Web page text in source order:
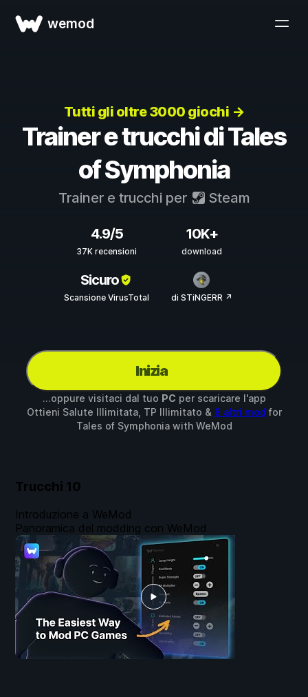
wemod
Tutti gli oltre 3000 giochi →
Trainer e trucchi di Tales
of Symphonia
Trainer e trucchi per Steam
4.9/5
37K recensioni
10K+
download
Sicuro
Scansione VirusTotal di STiNGERR ↗
Inizia
...oppure visitaci dal tuo PC per scaricare l'app
Ottieni Salute Illimitata, TP Illimitato & 8 altri mod for
Tales of Symphoniawith WeMod
Trucchi 10
Introduzione a WeMod
Panoramica del modding con WeMod